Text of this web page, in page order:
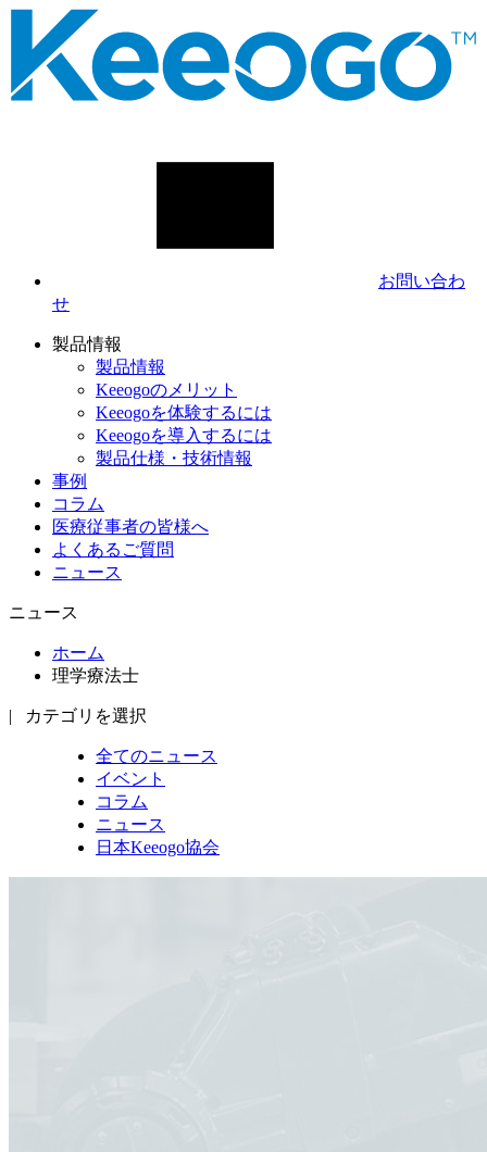
お問い合わ
せ
製品情報
製品情報
Keeogoのメリット
Keeogoを体験するには
Keeogoを導入するには
製品仕様・技術情報
事例
コラム
医療従事者の皆様へ
よくあるご質問
ニュース
ニュース
ホーム
理学療法士
| カテゴリを選択
全てのニュース
イベント
コラム
ニュース
日本Keeogo協会